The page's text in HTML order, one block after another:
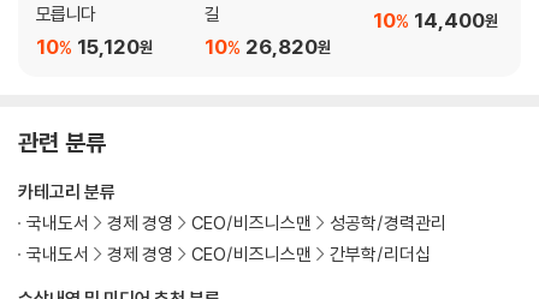
9 먼저 주고 다가선다는 것
사장이 평생 고마워하는 아내들
10 기다리는 마음
믿는 도끼에 발등 내놓기
리더가 영원한 성장동력인 이유
목계가 되어야 하는데…
모릅니다
15,120원
10%
길
26,820원
10%
14,400원
10%
관련 분류
카테고리 분류
국내도서
경제 경영 CEO/비즈니스맨
성공학/경력관리
국내도서
경제 경영 CEO/비즈니스맨 간부학/리더십